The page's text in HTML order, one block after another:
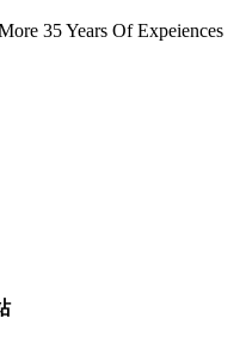
35 Years Of Expeiences